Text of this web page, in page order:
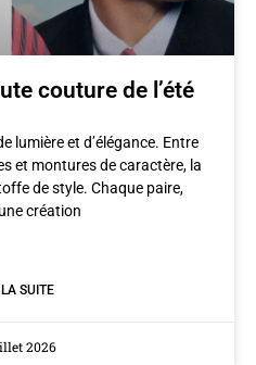
couture de l’été
lumière et d’élégance. Entre
et montures de caractère, la
de style. Chaque paire,
création
LA SUITE
2026